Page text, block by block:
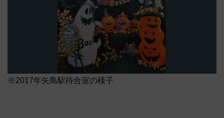
※2017年矢島駅待合室の様子